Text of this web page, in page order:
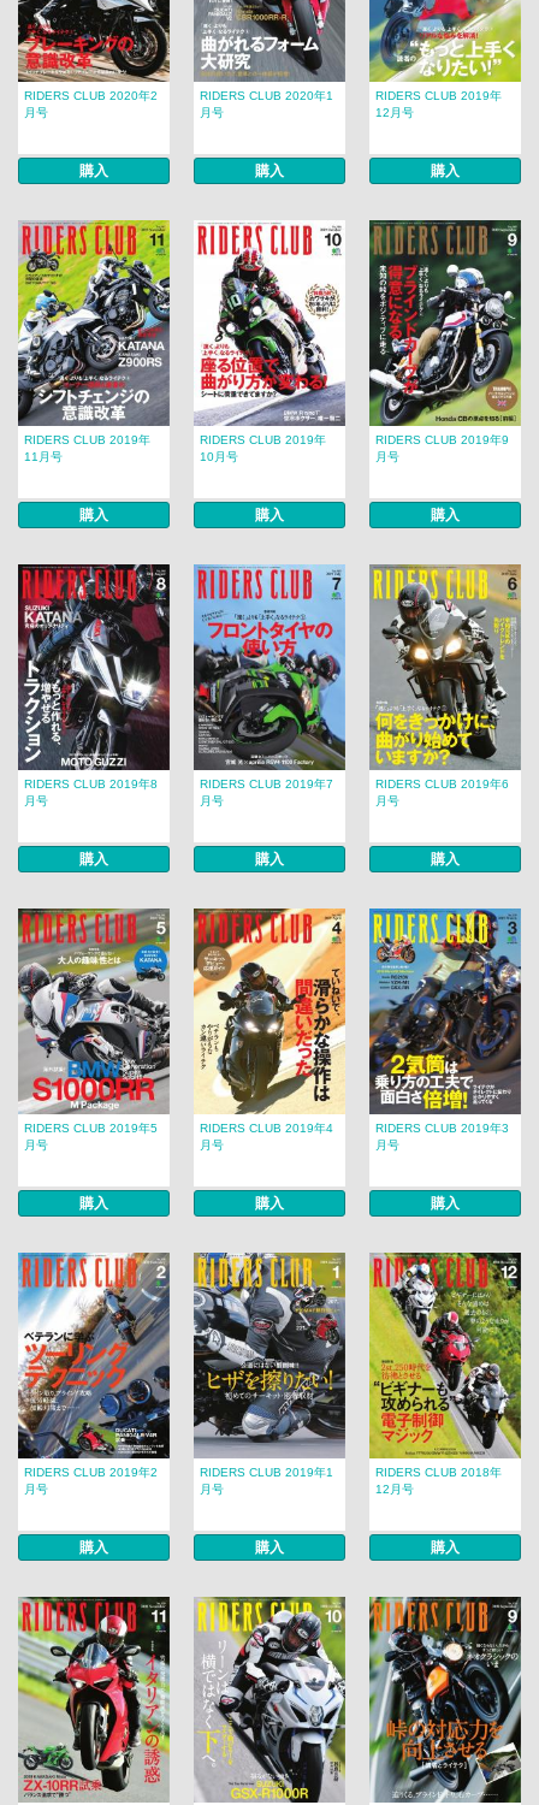
RIDERS CLUB 2020年2
月号
購入
RIDERS CLUB 2020年1
月号
購入
RIDERS CLUB 2019年
12月号
購入
RIDERS CLUB 2019年
11月号
購入
RIDERS CLUB 2019年
10月号
購入
RIDERS CLUB 2019年9
月号
購入
RIDERS CLUB 2019年8
月号
購入
RIDERS CLUB 2019年7
月号
購入
RIDERS CLUB 2019年6
月号
購入
RIDERS CLUB 2019年5
月号
購入
RIDERS CLUB 2019年4
月号
購入
RIDERS CLUB 2019年3
月号
購入
RIDERS CLUB 2019年2
月号
購入
RIDERS CLUB 2019年1
月号
購入
RIDERS CLUB 2018年
12月号
購入